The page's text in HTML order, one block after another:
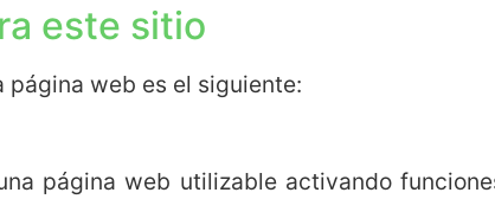
este sitio
página web es el siguiente:
página web utilizable activando